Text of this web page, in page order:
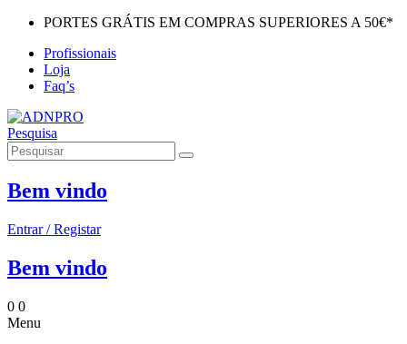
PORTES GRÁTIS EM COMPRAS SUPERIORES A 50€*
Profissionais
Loja
Faq’s
Pesquisa
Bem vindo
Entrar / Registar
Bem vindo
0 0
Menu